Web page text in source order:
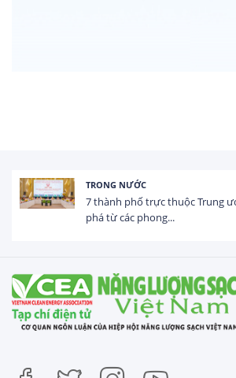
trực thuộc Trung ương quyết tâm bứt